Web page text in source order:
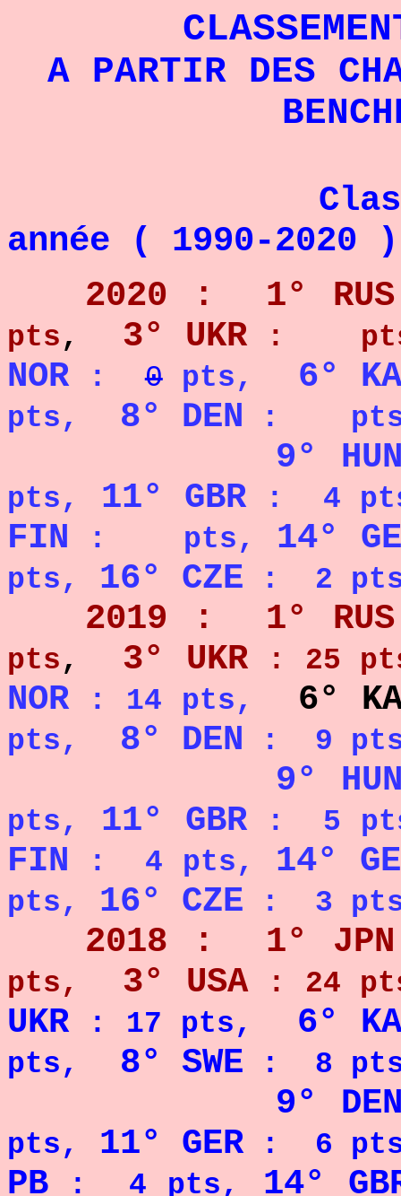
A PARTIR DES
année ( 1990-2020 )
2020 : 1° RUS
pts, 3° UKR :
NOR :0pts, 6°
pts, 8° DEN :
9°
pts, 11° GBR : 4
FIN : pts, 14°
pts, 16° CZE : 2
2019 : 1° RUS
pts, 3° UKR : 25
NOR : 14 pts, 6°
pts, 8° DEN : 9
9°
pts, 11° GBR: 5
FIN : 4 pts, 14°
pts, 16° CZE : 3
2018 : 1° JPN
pts,
3° USA: 24
UKR: 17 pts, 6°
pts, 8° SWE : 8
9°
pts, 11° GER: 6
PB : 4 pts, 14°